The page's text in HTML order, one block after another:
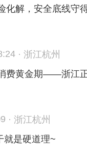
化解，安全底线守
· 浙江杭州
费黄金期——浙江
· 浙江杭州
就是硬道理~